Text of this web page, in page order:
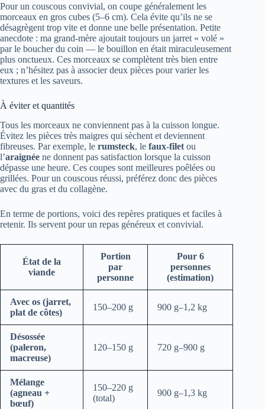
Pour un couscous convivial, on coupe généralement les
morceaux en gros cubes (5–6 cm). Cela évite qu’ils ne se
désagrègent trop vite et donne une belle présentation. Petite
anecdote : ma grand-mère ajoutait toujours un jarret « volé »
par le boucher du coin — le bouillon en était miraculeusement
plus onctueux. Ces morceaux se complètent très bien entre
eux ; n’hésitez pas à associer deux pièces pour varier les
textures et les saveurs.
À éviter et quantités
Tous les morceaux ne conviennent pas à la cuisson longue.
Évitez les pièces très maigres qui sèchent et deviennent
fibreuses. Par exemple, le rumsteck, le faux-filet ou
l’araignée ne donnent pas satisfaction lorsque la cuisson
dépasse une heure. Ces coupes sont meilleures poêlées ou
grillées. Pour un couscous réussi, préférez donc des pièces
avec du gras et du collagène.
En terme de portions, voici des repères pratiques et faciles à
retenir. Ils servent pour un repas généreux et convivial.
État de la
viande
Portion
par
personne
Pour 6
personnes
(estimation)
Avec os (jarret,
plat de côtes)
150–200 g 900 g–1,2 kg
Désossée
(paleron,
macreuse)
120–150 g 720 g–900 g
Mélange
(agneau +
bœuf)
150–220 g
(total)
900 g–1,3 kg